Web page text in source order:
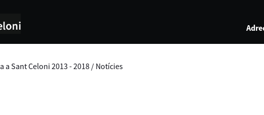
Sant Celoni 2013 - 2018 / Notícies